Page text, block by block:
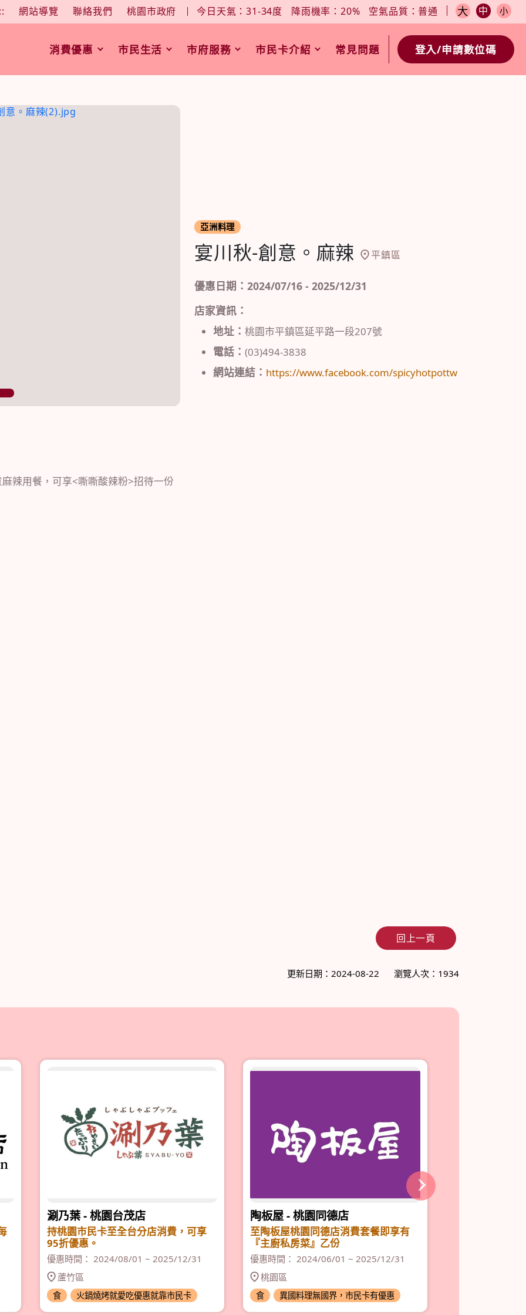
網站導覽 聯絡我們 桃園市政府 今日天氣：31-34度 降雨機率：20% 空氣品質：普通 大 中 小
字型大小： 今日天氣：31-34度 降雨機率：20% 空氣品質：普通
消費優惠 市民生活 市府服務 市民卡介紹 常見問題 登入/申請數位碼
亞洲料理
宴川秋-創意。麻辣 平鎮區
優惠日期：2024/07/16 - 2025/12/31
店家資訊：
地址： 桃園市平鎮區延平路一段207號
電話： (03)494-3838
網站連結： https://www.facebook.com/spicyhotpottw
辣用餐，可享<嘶嘶酸辣粉>招待一份
回上一頁
更新日期：2024-08-22 瀏覽人次：1934
涮乃葉 - 桃園台茂店
持桃園市民卡至全台分店消費，可享
95折優惠。
優惠時間： 2024/08/01 ~ 2025/12/31
蘆竹區
食 火鍋燒烤就愛吃優惠就靠市民卡
陶板屋 - 桃園同德店
至陶板屋桃園同德店消費套餐即享有
『主廚私房菜』乙份
優惠時間： 2024/06/01 ~ 2025/12/31
桃園區
食 異國料理無國界，市民卡有優惠